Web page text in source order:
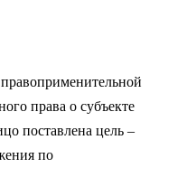
права о субъекте
поставлена цель –
по